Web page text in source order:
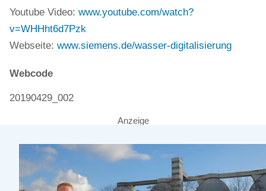
Youtube Video: www.youtube.com/watch?
v=WHHht6d7Pzk
Webseite: www.siemens.de/wasser-digitalisierung
Webcode
20190429_002
Anzeige